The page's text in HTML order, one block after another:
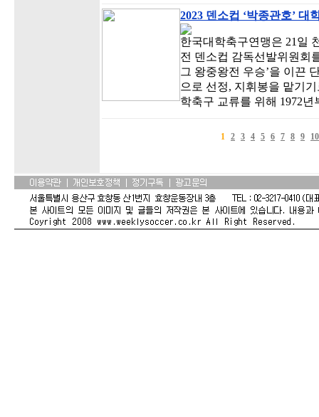
2023 덴소컵 ‘박종관호’
한국대학축구연맹은 21일
전 덴소컵 감독선발위원회
그 왕중왕전 우승’을 이끈
으로 선정, 지휘봉을 맡기
학축구 교류를 위해 1972
1 2 3 4 5 6 7 8 9 10